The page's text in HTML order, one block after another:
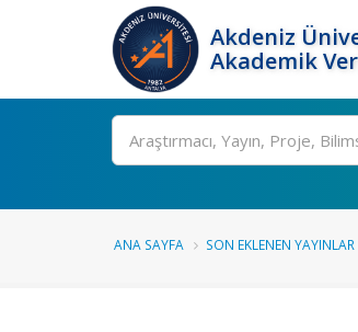
Akdeniz
Akademik
Ara
ANA SAYFA SON EKLENEN YAYINLAR